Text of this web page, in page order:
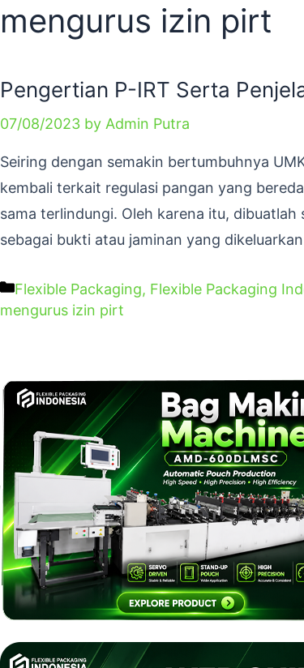
mengurus izin pirt
Pengertian P-IRT Serta
07/08/2023 by Admin Putra
Seiring dengan semakin bertumbuhnya
kembali terkait regulasi pangan yang
sama terlindungi. Oleh karena itu,
sebagai bukti atau jaminan yang
Flexible Packaging, Flexible Packaging
mengurus izin pirt